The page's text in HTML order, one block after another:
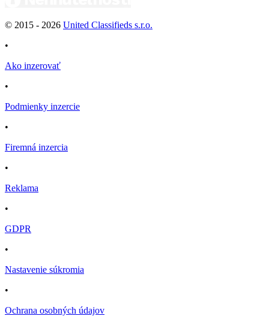
© 2015 - 2026 United Classifieds s.r.o.
•
Ako inzerovať
•
Podmienky inzercie
•
Firemná inzercia
•
Reklama
•
GDPR
•
Nastavenie súkromia
•
Ochrana osobných údajov